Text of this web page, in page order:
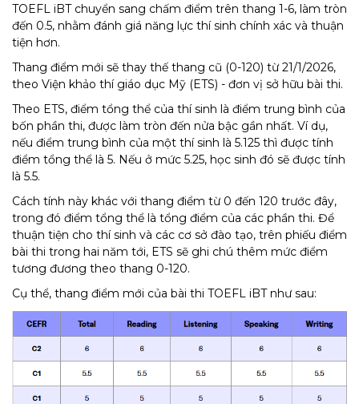
TOEFL iBT chuyển sang chấm điểm trên thang 1-6, làm tròn
đến 0.5, nhằm đánh giá năng lực thí sinh chính xác và thuận
tiện hơn.
Thang điểm mới sẽ thay thế thang cũ (0-120) từ 21/1/2026,
theo Viện khảo thí giáo dục Mỹ (ETS) - đơn vị sở hữu bài thi.
Theo ETS, điểm tổng thể của thí sinh là điểm trung bình của
bốn phần thi, được làm tròn đến nửa bậc gần nhất. Ví dụ,
nếu điểm trung bình của một thí sinh là 5.125 thì được tính
điểm tổng thể là 5. Nếu ở mức 5.25, học sinh đó sẽ được tính
là 5.5.
Cách tính này khác với thang điểm từ 0 đến 120 trước đây,
trong đó điểm tổng thể là tổng điểm của các phần thi. Để
thuận tiện cho thí sinh và các cơ sở đào tạo, trên phiếu điểm
bài thi trong hai năm tới, ETS sẽ ghi chú thêm mức điểm
tương đương theo thang 0-120.
Cụ thể, thang điểm mới của bài thi TOEFL iBT như sau: